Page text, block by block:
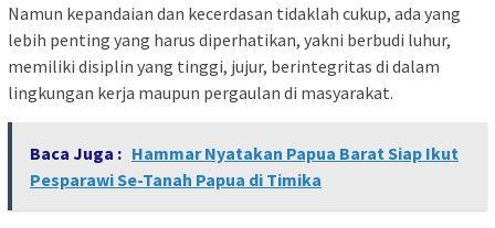
Namun kepandaian dan kecerdasan tidaklah cukup, ada yang
lebih penting yang harus diperhatikan, yakni berbudi luhur,
memiliki disiplin yang tinggi, jujur, berintegritas di dalam
lingkungan kerja maupun pergaulan di masyarakat.
Baca Juga : Hammar Nyatakan Papua Barat Siap Ikut
Pesparawi Se-Tanah Papua di Timika